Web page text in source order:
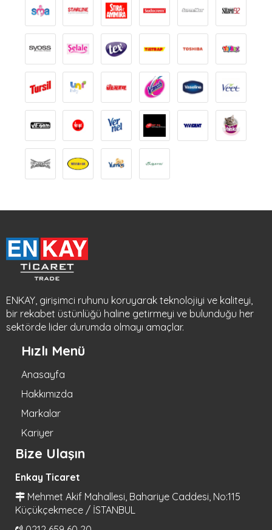
ENKAY, girişimci ruhunu koruyarak teknolojiyi ve kaliteyi,
bir rekabet üstünlüğü haline getirmeyi ve bulunduğu her
sektörde lider durumda olmayı amaçlar.
Hızlı Menü
Anasayfa
Hakkımızda
Markalar
Kariyer
Bize Ulaşın
Enkay Ticaret
Mehmet Akif Mahallesi, Bahariye Caddesi, No:115
Küçükçekmece / İSTANBUL